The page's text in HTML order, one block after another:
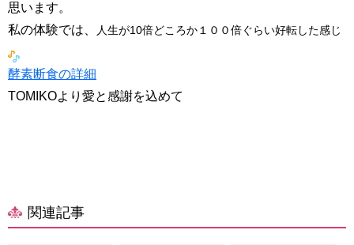
思います。
私の体験では、
人生が10倍どころか１００倍ぐらい好転した感じ
酵素断食の詳細
TOMIKOより愛と感謝を込めて
関連記事